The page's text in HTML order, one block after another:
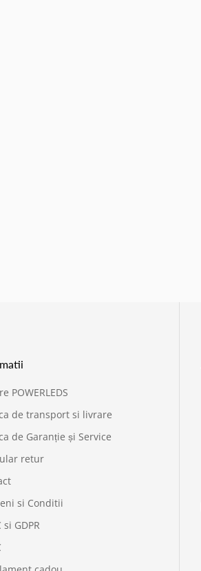
POWERLEDS
de transport si livrare
de Garanție și Service
retur
si Conditii
si GDPR